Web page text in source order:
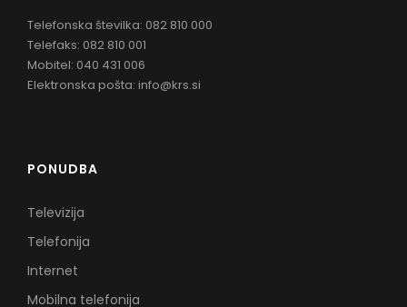
Telefonska številka: 082 810 000
Telefaks: 082 810 001
Mobitel: 040 431 006
Elektronska pošta: info@krs.si
PONUDBA
Televizija
Telefonija
Internet
Mobilna telefonija